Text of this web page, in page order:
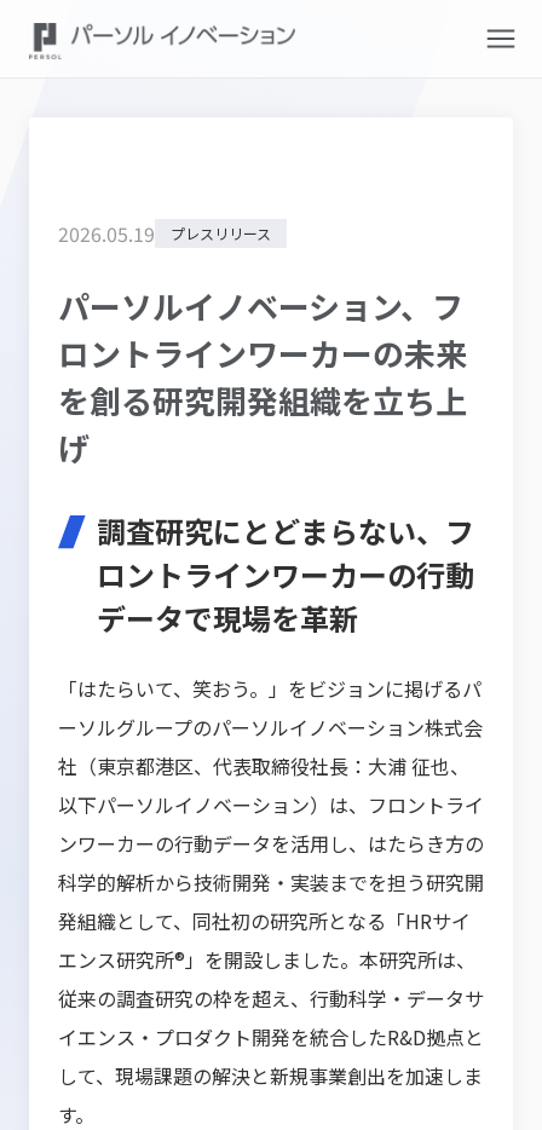
2026.05.19 プレスリリース
パーソルイノベーション、フ
ロントラインワーカーの未来
を創る研究開発組織を立ち上
げ
調査研究にとどまらない、フ
ロントラインワーカーの行動
データで現場を革新
「はたらいて、笑おう。」をビジョンに掲げるパ
ーソルグループのパーソルイノベーション株式会
社（東京都港区、代表取締役社長：大浦 征也、
以下パーソルイノベーション）は、フロントライ
ンワーカーの行動データを活用し、はたらき方の
科学的解析から技術開発・実装までを担う研究開
発組織として、同社初の研究所となる「HRサイ
エンス研究所®」を開設しました。本研究所は、
従来の調査研究の枠を超え、行動科学・データサ
イエンス・プロダクト開発を統合したR&D拠点と
して、現場課題の解決と新規事業創出を加速しま
す。